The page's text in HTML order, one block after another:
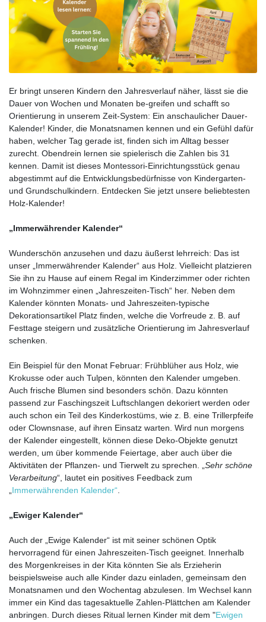
Er bringt unseren Kindern den Jahresverlauf näher, lässt sie die
Dauer von Wochen und Monaten be-greifen und schafft so
Orientierung in unserem Zeit-System: Ein anschaulicher Dauer-
Kalender! Kinder, die Monatsnamen kennen und ein Gefühl dafür
haben, welcher Tag gerade ist, finden sich im Alltag besser
zurecht. Obendrein lernen sie spielerisch die Zahlen bis 31
kennen. Damit ist dieses Montessori-Einrichtungsstück genau
abgestimmt auf die Entwicklungsbedürfnisse von Kindergarten-
und Grundschulkindern. Entdecken Sie jetzt unsere beliebtesten
Holz-Kalender!
„Immerwährender Kalender“
Wunderschön anzusehen und dazu äußerst lehrreich: Das ist
unser „Immerwährender Kalender“ aus Holz. Vielleicht platzieren
Sie ihn zu Hause auf einem Regal im Kinderzimmer oder richten
im Wohnzimmer einen „Jahreszeiten-Tisch“ her. Neben dem
Kalender könnten Monats- und Jahreszeiten-typische
Dekorationsartikel Platz finden, welche die Vorfreude z. B. auf
Festtage steigern und zusätzliche Orientierung im Jahresverlauf
schenken.
Ein Beispiel für den Monat Februar: Frühblüher aus Holz, wie
Krokusse oder auch Tulpen, könnten den Kalender umgeben.
Auch frische Blumen sind besonders schön. Dazu könnten
passend zur Faschingszeit Luftschlangen dekoriert werden oder
auch schon ein Teil des Kinderkostüms, wie z. B. eine Trillerpfeife
oder Clownsnase, auf ihren Einsatz warten. Wird nun morgens
der Kalender eingestellt, können diese Deko-Objekte genutzt
werden, um über kommende Feiertage, aber auch über die
Aktivitäten der Pflanzen- und Tierwelt zu sprechen. „Sehr schöne
Verarbeitung“, lautet ein positives Feedback zum
„Immerwährenden Kalender“.
„Ewiger Kalender“
Auch der „Ewige Kalender“ ist mit seiner schönen Optik
hervorragend für einen Jahreszeiten-Tisch geeignet. Innerhalb
des Morgenkreises in der Kita könnten Sie als Erzieherin
beispielsweise auch alle Kinder dazu einladen, gemeinsam den
Monatsnamen und den Wochentag abzulesen. Im Wechsel kann
immer ein Kind das tagesaktuelle Zahlen-Plättchen am Kalender
anbringen. Durch dieses Ritual lernen Kinder mit dem "Ewigen